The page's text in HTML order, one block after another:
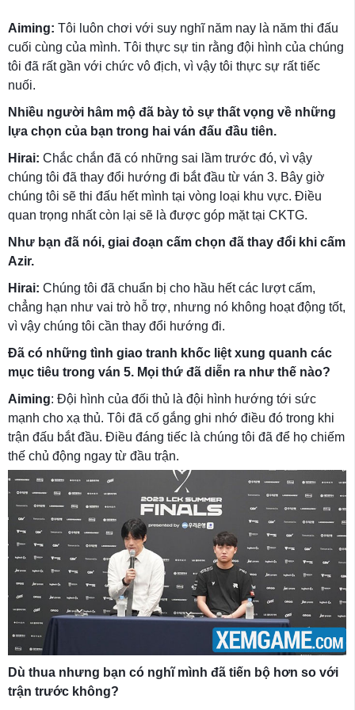
Aiming: Tôi luôn chơi với suy nghĩ năm nay là năm thi đấu
cuối cùng của mình. Tôi thực sự tin rằng đội hình của chúng
tôi đã rất gần với chức vô địch, vì vậy tôi thực sự rất tiếc
nuối.
Nhiều người hâm mộ đã bày tỏ sự thất vọng về những
lựa chọn của bạn trong hai ván đấu đầu tiên.
Hirai: Chắc chắn đã có những sai lầm trước đó, vì vậy
chúng tôi đã thay đổi hướng đi bắt đầu từ ván 3. Bây giờ
chúng tôi sẽ thi đấu hết mình tại vòng loại khu vực. Điều
quan trọng nhất còn lại sẽ là được góp mặt tại CKTG.
Như bạn đã nói, giai đoạn cấm chọn đã thay đổi khi cấm
Azir.
Hirai: Chúng tôi đã chuẩn bị cho hầu hết các lượt cấm,
chẳng hạn như vai trò hỗ trợ, nhưng nó không hoạt động tốt,
vì vậy chúng tôi cần thay đổi hướng đi.
Đã có những tình giao tranh khốc liệt xung quanh các
mục tiêu trong ván 5. Mọi thứ đã diễn ra như thế nào?
Aiming: Đội hình của đối thủ là đội hình hướng tới sức
mạnh cho xạ thủ. Tôi đã cố gắng ghi nhớ điều đó trong khi
trận đấu bắt đầu. Điều đáng tiếc là chúng tôi đã để họ chiếm
thế chủ động ngay từ đầu trận.
Dù thua nhưng bạn có nghĩ mình đã tiến bộ hơn so với
trận trước không?